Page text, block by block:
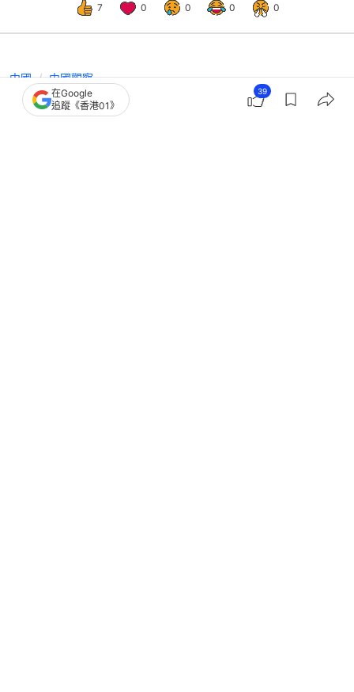
7 0 0 0 0
中國 中國觀察
馬興瑞被開除黨籍和公職 在任政治局
在Google
追蹤《香港01》
39